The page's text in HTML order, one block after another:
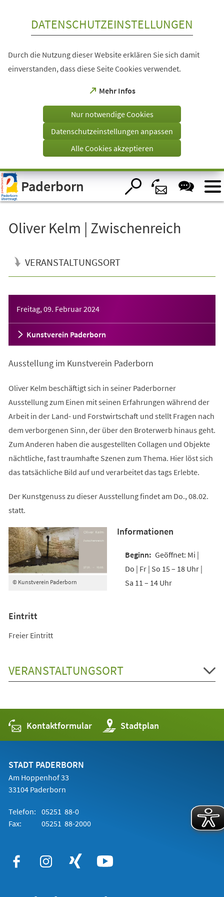
Visuelle
Assistenzsoftware
öffnen.
DATENSCHUTZEINSTELLUNGEN
Durch die Nutzung dieser Website erklären Sie sich damit
einverstanden, dass diese Seite Cookies verwendet.
Mehr Infos
(Öffnet
einem
Tab)
Nur notwendige Cookies
Datenschutzeinstellungen anpassen
Alle Cookies akzeptieren
Paderborn
Oliver Kelm | Zwischenreich
VERANSTALTUNGSORT
Freitag, 09. Februar 2024
Kunstverein Paderborn
Ausstellung im Kunstverein Paderborn
Oliver Kelm beschäftigt sich in seiner Paderborner
Ausstellung zum Einen mit seinen Erfahrungen während der
Arbeit in der Land- und Forstwirtschaft und stellt Fragen nach
dem verborgenen Sinn, der über den Broterwerb hinaus geht.
Zum Anderen haben die ausgestellten Collagen und Objekte
nächtliche, fast traumhafte Szenen zum Thema. Hier löst sich
das tatsächliche Bild auf und verarbeitet das tags Erlebte.
Der Kunstgenuss zu dieser Ausstellung findet am Do., 08.02.
statt.
© Kunstverein Paderborn
Informationen
Geöffnet: Mi |
Do | Fr | So 15 – 18 Uhr |
Sa 11 – 14 Uhr
Eintritt
Freier Eintritt
VERANSTALTUNGSORT
Kontaktformular Stadtplan
(Öffnet
in
einem
STADT PADERBORN
Am Hoppenhof 33
33104 Paderborn
Telefon: 05251 88-0
Fax:
05251 88-2000